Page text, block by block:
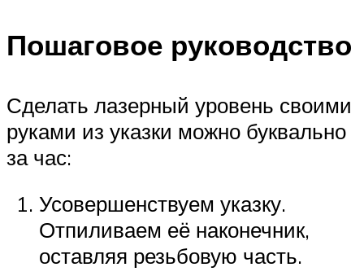
Пошаговое руководство
Сделать лазерный уровень своими
руками из указки можно буквально
за час:
Усовершенствуем указку.
Отпиливаем её наконечник,
оставляя резьбовую часть.